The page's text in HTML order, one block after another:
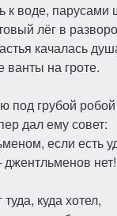
к воде, парусами
лёг в
качалась
ванты на гроте.
под грубой
дал ему совет:
если есть
куда хотел,